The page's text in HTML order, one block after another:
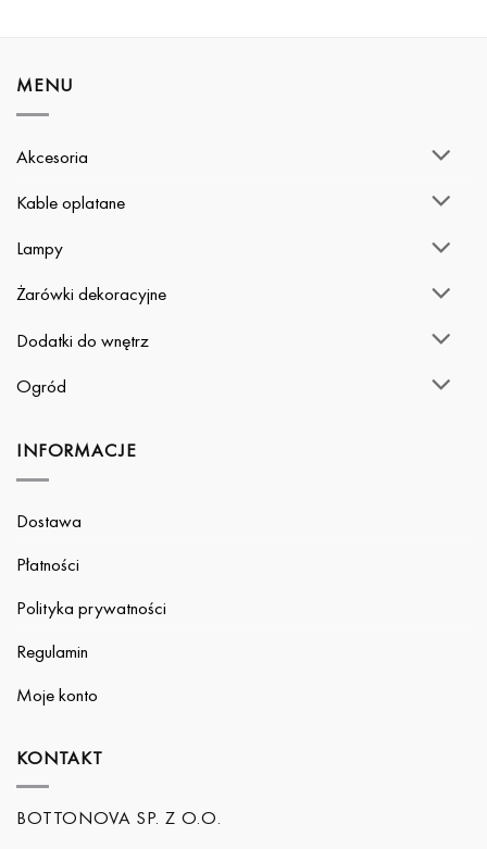
MENU
Akcesoria
Kable oplatane
Lampy
Żarówki dekoracyjne
Dodatki do wnętrz
Ogród
INFORMACJE
Dostawa
Płatności
Polityka prywatności
Regulamin
Moje konto
KONTAKT
BOTTONOVA SP. Z O.O.